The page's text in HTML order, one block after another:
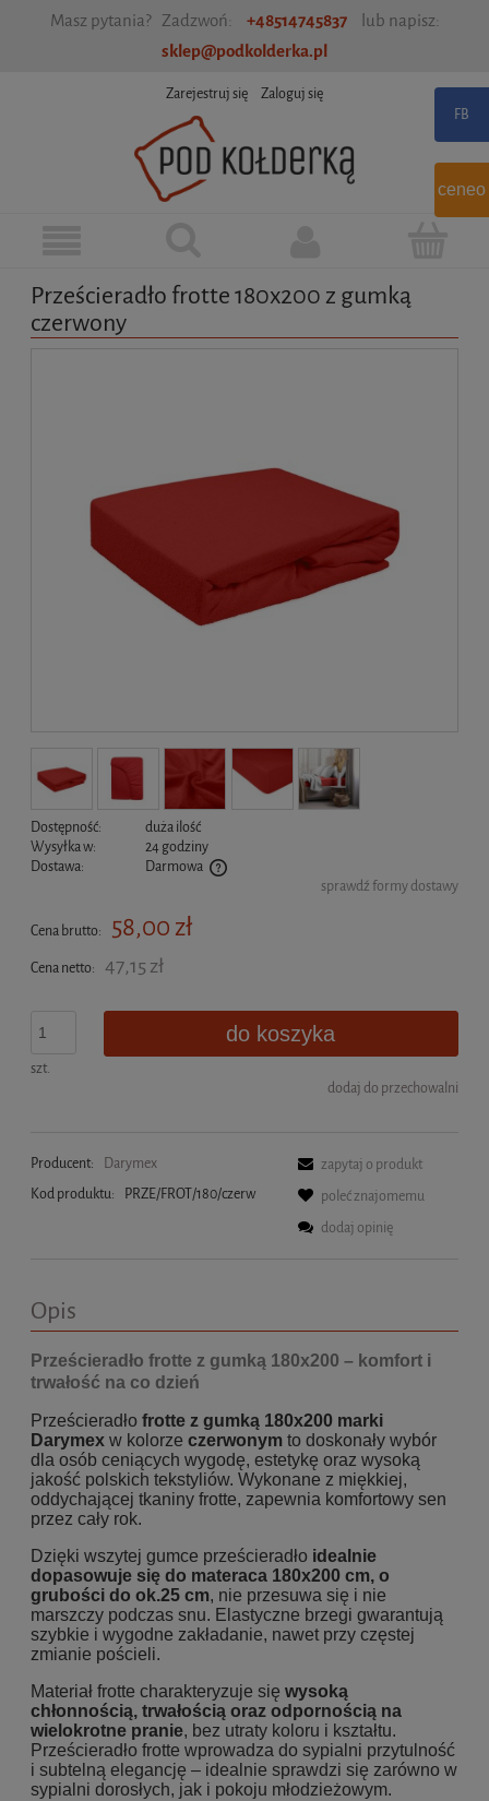
Masz pytania? Zadzwoń: +48514745837
lub napisz:
sklep@podkolderka.pl
Zarejestruj się Zaloguj się
Prześcieradło frotte 180x200 z gumką
czerwony
Dostępność:
duża ilość
Wysyłka w:
24 godziny
Dostawa:
Darmowa
Cena nie zawiera ewentualnych kosztów płatnościsprawdź formy dostawy
Cena brutto: 58,00 zł
Cena netto: 47,15 zł
szt.
do koszyka
dodaj do przechowalni
Producent:
Darymex
Kod produktu:
PRZE/FROT/180/czerw
zapytaj o produkt
poleć znajomemu
dodaj opinię
Opis
Prześcieradło frotte z gumką 180x200 – komfort i
trwałość na co dzień
Prześcieradło frotte z gumką 180x200 marki
Darymex w kolorze czerwonym to doskonały wybór
dla osób ceniących wygodę, estetykę oraz wysoką
jakość polskich tekstyliów. Wykonane z miękkiej,
oddychającej tkaniny frotte, zapewnia komfortowy sen
przez cały rok.
Dzięki wszytej gumce prześcieradło idealnie
dopasowuje się do materaca 180x200 cm, o
grubości do ok.25 cm, nie przesuwa się i nie
marszczy podczas snu. Elastyczne brzegi gwarantują
szybkie i wygodne zakładanie, nawet przy częstej
zmianie pościeli.
Materiał frotte charakteryzuje się wysoką
chłonnością, trwałością oraz odpornością na
wielokrotne pranie, bez utraty koloru i kształtu.
Prześcieradło frotte wprowadza do sypialni przytulność
i subtelną elegancję – idealnie sprawdzi się zarówno w
sypialni dorosłych, jak i pokoju młodzieżowym.
ceneo